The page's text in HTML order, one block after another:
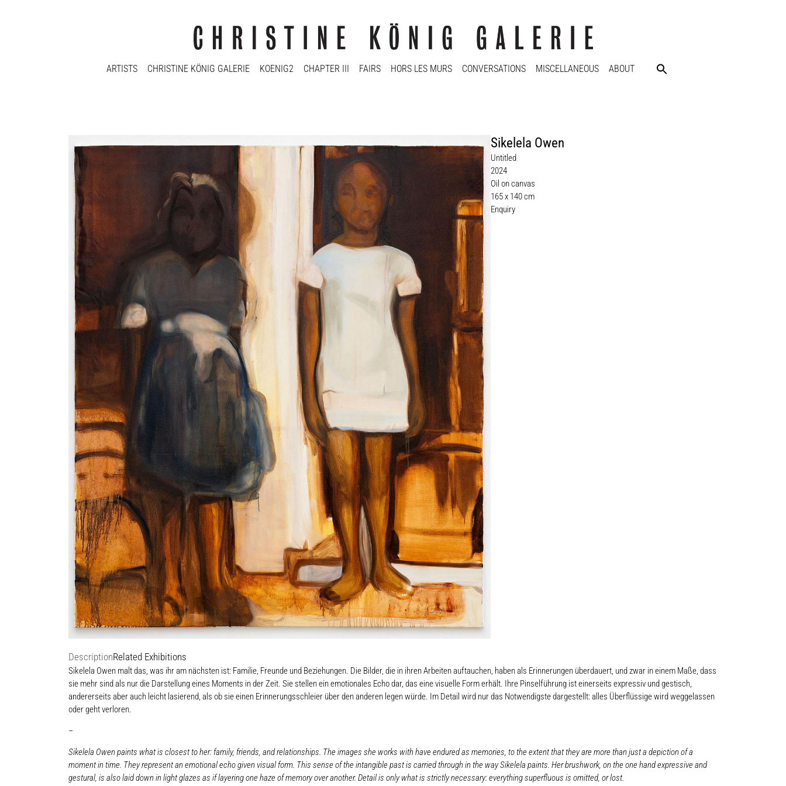
ARTISTS CHRISTINE KÖNIG GALERIE KOENIG2 CHAPTER III FAIRS HORS LES MURS CONVERSATIONS MISCELLANEOUS ABOUT
Sikelela Owen
Untitled
2024
Oil on canvas
165 x 140 cm
Enquiry
DescriptionRelated Exhibitions
Sikelela Owen malt das, was ihr am nächsten ist: Familie, Freunde und Beziehungen. Die Bilder, die in ihren Arbeiten auftauchen, haben als Erinnerungen überdauert, und zwar in einem Maße, dass
sie mehr sind als nur die Darstellung eines Moments in der Zeit. Sie stellen ein emotionales Echo dar, das eine visuelle Form erhält. Ihre Pinselführung ist einerseits expressiv und gestisch,
andererseits aber auch leicht lasierend, als ob sie einen Erinnerungsschleier über den anderen legen würde. Im Detail wird nur das Notwendigste dargestellt: alles Überflüssige wird weggelassen
oder geht verloren.
–
Sikelela Owen paints what is closest to her: family, friends, and relationships. The images she works with have endured as memories, to the extent that they are more than just a depiction of a
moment in time. They represent an emotional echo given visual form. This sense of the intangible past is carried through in the way Sikelela paints. Her brushwork, on the one hand expressive and
gestural, is also laid down in light glazes as if layering one haze of memory over another. Detail is only what is strictly necessary: everything superfluous is omitted, or lost.